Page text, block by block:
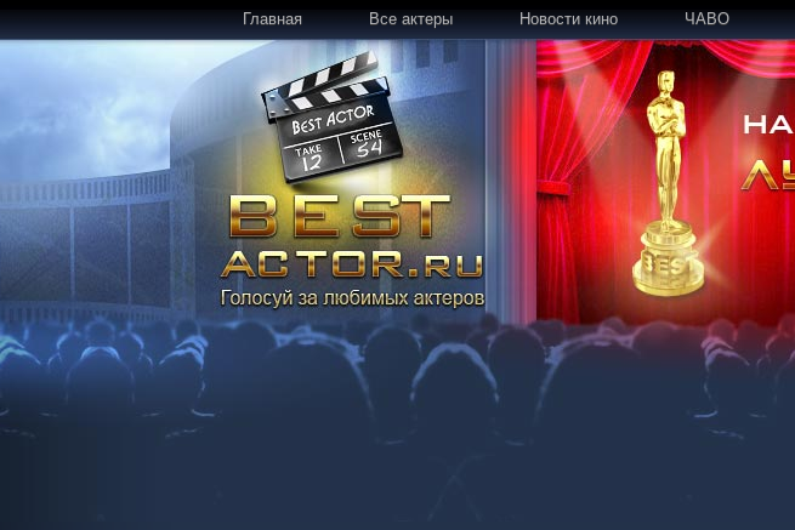
Главная Все актеры Новости кино ЧАВО